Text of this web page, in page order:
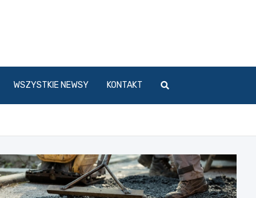
WSZYSTKIE NEWSY KONTAKT